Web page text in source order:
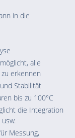
in die
alle
erkennen
Stabilität
bis zu 100°C
die Integration
Messung,